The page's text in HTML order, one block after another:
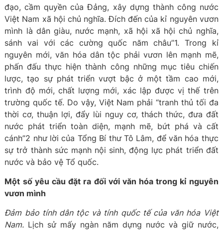
đạo, cầm quyền của Đảng, xây dựng thành công nước
Việt Nam xã hội chủ nghĩa. Đích đến của kỉ nguyên vươn
mình là dân giàu, nước mạnh, xã hội xã hội chủ nghĩa,
sánh vai với các cường quốc năm châu”1. Trong kỉ
nguyên mới, văn hóa dân tộc phải vươn lên mạnh mẽ,
phấn đấu thực hiện thành công những mục tiêu chiến
lược, tạo sự phát triển vượt bậc ở một tầm cao mới,
trình độ mới, chất lượng mới, xác lập được vị thế trên
trường quốc tế. Do vậy, Việt Nam phải “tranh thủ tối đa
thời cơ, thuận lợi, đẩy lùi nguy cơ, thách thức, đưa đất
nước phát triển toàn diện, mạnh mẽ, bứt phá và cất
cánh”2 như lời của Tổng Bí thư Tô Lâm, để văn hóa thực
sự trở thành sức mạnh nội sinh, động lực phát triển đất
nước và bảo vệ Tổ quốc.
Một số yêu cầu đặt ra đối với văn hóa trong kỉ nguyên
vươn mình
Đảm bảo tính dân tộc và tính quốc tế của văn hóa Việt
Nam. Lịch sử mấy ngàn năm dựng nước và giữ nước,